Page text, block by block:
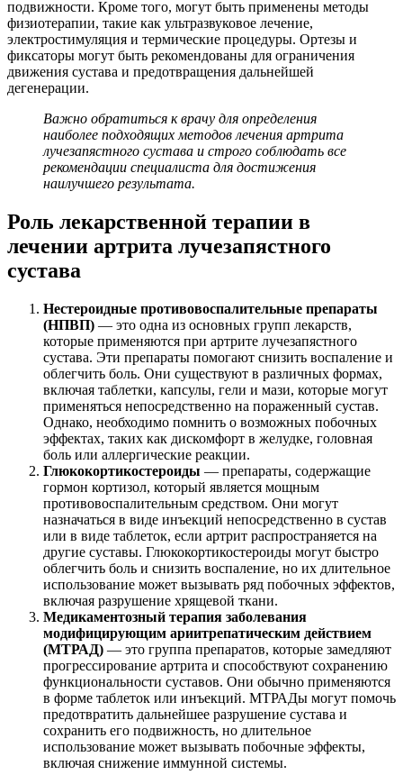
подвижности. Кроме того, могут быть применены методы
физиотерапии, такие как ультразвуковое лечение,
электростимуляция и термические процедуры. Ортезы и
фиксаторы могут быть рекомендованы для ограничения
движения сустава и предотвращения дальнейшей
дегенерации.
Важно обратиться к врачу для определения
наиболее подходящих методов лечения артрита
лучезапястного сустава и строго соблюдать все
рекомендации специалиста для достижения
наилучшего результата.
Роль лекарственной терапии в
лечении артрита лучезапястного
сустава
Нестероидные противовоспалительные препараты
(НПВП) — это одна из основных групп лекарств,
которые применяются при артрите лучезапястного
сустава. Эти препараты помогают снизить воспаление и
облегчить боль. Они существуют в различных формах,
включая таблетки, капсулы, гели и мази, которые могут
применяться непосредственно на пораженный сустав.
Однако, необходимо помнить о возможных побочных
эффектах, таких как дискомфорт в желудке, головная
боль или аллергические реакции.
Глюкокортикостероиды — препараты, содержащие
гормон кортизол, который является мощным
противовоспалительным средством. Они могут
назначаться в виде инъекций непосредственно в сустав
или в виде таблеток, если артрит распространяется на
другие суставы. Глюкокортикостероиды могут быстро
облегчить боль и снизить воспаление, но их длительное
использование может вызывать ряд побочных эффектов,
включая разрушение хрящевой ткани.
Медикаментозный терапия заболевания
модифицирующим ариитрепатическим действием
(МТРАД) — это группа препаратов, которые замедляют
прогрессирование артрита и способствуют сохранению
функциональности суставов. Они обычно применяются
в форме таблеток или инъекций. МТРАДы могут помочь
предотвратить дальнейшее разрушение сустава и
сохранить его подвижность, но длительное
использование может вызывать побочные эффекты,
включая снижение иммунной системы.